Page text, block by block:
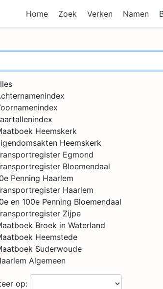
Home Zoek Verken Namen
Heemskerk
Heemskerk
Egmond
Bloemendaal
Penning Haarlem
Haarlem
en 100e Penning Bloemendaal
Zijpe
Broek in Waterland
Heemstede
Suderwoude
Algemeen
op: